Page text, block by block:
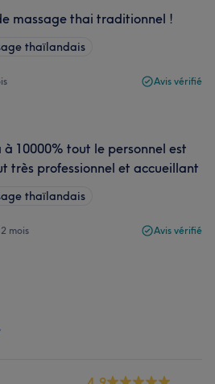
massage thai traditionnel !
thaïlandais
Avis vérifié
à 10000% tout le personnel est
très professionnel et accueillant
thaïlandais
mois Avis vérifié